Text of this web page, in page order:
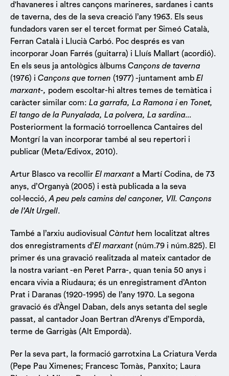
d'havaneres i altres cançons marineres, sardanes i cants
de taverna, des de la seva creació l’any 1963. Els seus
fundadors varen ser el tercet format per Simeó Català,
Ferran Català i Llucià Carbó. Poc després es van
incorporar Joan Farrés (guitarra) i Lluís Mallart (acordió).
En els seus ja antològics àlbums Cançons de taverna
(1976) i Cançons que tornen (1977) -juntament amb El
marxant-, podem escoltar-hi altres temes de temàtica i
caràcter similar com: La garrafa, La Ramona i en Tonet,
El tango de la Punyalada, La polvera, La sardina...
Posteriorment la formació torroellenca Cantaires del
Montgrí la van incorporar també al seu repertori i
publicar (Meta/Edivox, 2010).
Artur Blasco va recollir El marxanta Martí Codina, de 73
anys, d’Organyà (2005) i està publicada a la seva
col·lecció,A peu pels camins del cançoner, VII. Cançons
de l’Alt Urgell.
També a l’arxiu audiovisual Càntut hem localitzat altres
dos enregistraments d’El marxant (núm.79 i núm.825). El
primer és una gravació realitzada al mateix cantador de
la nostra variant -en Peret Parra-, quan tenia 50 anys i
encara vivia a Riudaura; és un enregistrament d’Anton
Prat i Daranas (1920-1995) de l’any 1970. La segona
gravació és d’Àngel Daban, dels anys setanta del segle
passat, al cantador Joan Bertran d’Arenys d’Empordà,
terme de Garrigàs (Alt Empordà).
Per la seva part, la formació garrotxina La Criatura Verda
(Pepe Pau Ximenes; Francesc Tomàs, Panxito; Laura